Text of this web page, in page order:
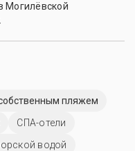
Могилёвской
пляжем
СПА-отели
водой